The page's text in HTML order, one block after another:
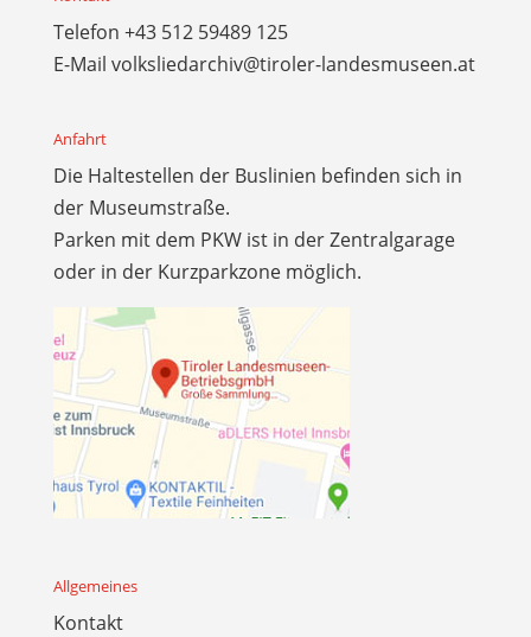
Telefon +43 512 59489 125
E-Mail volksliedarchiv@tiroler-landesmuseen.at
Anfahrt
Die Haltestellen der Buslinien befinden sich in
der Museumstraße.
Parken mit dem PKW ist in der Zentralgarage
oder in der Kurzparkzone möglich.
Allgemeines
Kontakt